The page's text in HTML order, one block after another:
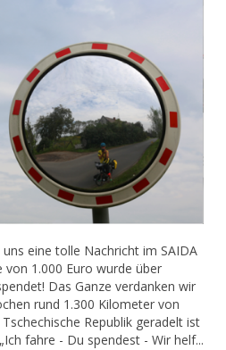
eine tolle Nachricht im SAIDA
von 1.000 Euro wurde über
Das Ganze verdanken wir
rund 1.300 Kilometer von
Republik geradelt ist
fahre - Du spendest - Wir helf...